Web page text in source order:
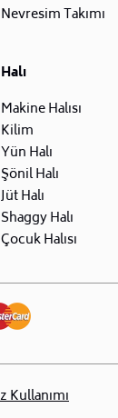
Nevresim Takımı
Halı
Makine Halısı
Kilim
Yün Halı
Şönil Halı
Jüt Halı
Shaggy Halı
Çocuk Halısı
Kullanımı